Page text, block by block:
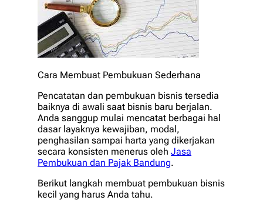
Cara Membuat Pembukuan Sederhana
Pencatatan dan pembukuan bisnis tersedia
baiknya di awali saat bisnis baru berjalan.
Anda sanggup mulai mencatat berbagai hal
dasar layaknya kewajiban, modal,
penghasilan sampai harta yang dikerjakan
secara konsisten menerus oleh Jasa
Pembukuan dan Pajak Bandung.
Berikut langkah membuat pembukuan bisnis
kecil yang harus Anda tahu.